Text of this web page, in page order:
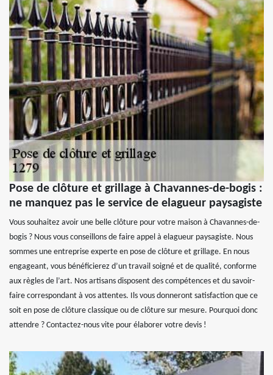
Pose de clôture et grillage à Chavannes-de-bogis :
ne manquez pas le service de elagueur paysagiste
Vous souhaitez avoir une belle clôture pour votre maison à Chavannes-de-
bogis ? Nous vous conseillons de faire appel à elagueur paysagiste. Nous
sommes une entreprise experte en pose de clôture et grillage. En nous
engageant, vous bénéficierez d’un travail soigné et de qualité, conforme
aux règles de l’art. Nos artisans disposent des compétences et du savoir-
faire correspondant à vos attentes. Ils vous donneront satisfaction que ce
soit en pose de clôture classique ou de clôture sur mesure. Pourquoi donc
attendre ? Contactez-nous vite pour élaborer votre devis !